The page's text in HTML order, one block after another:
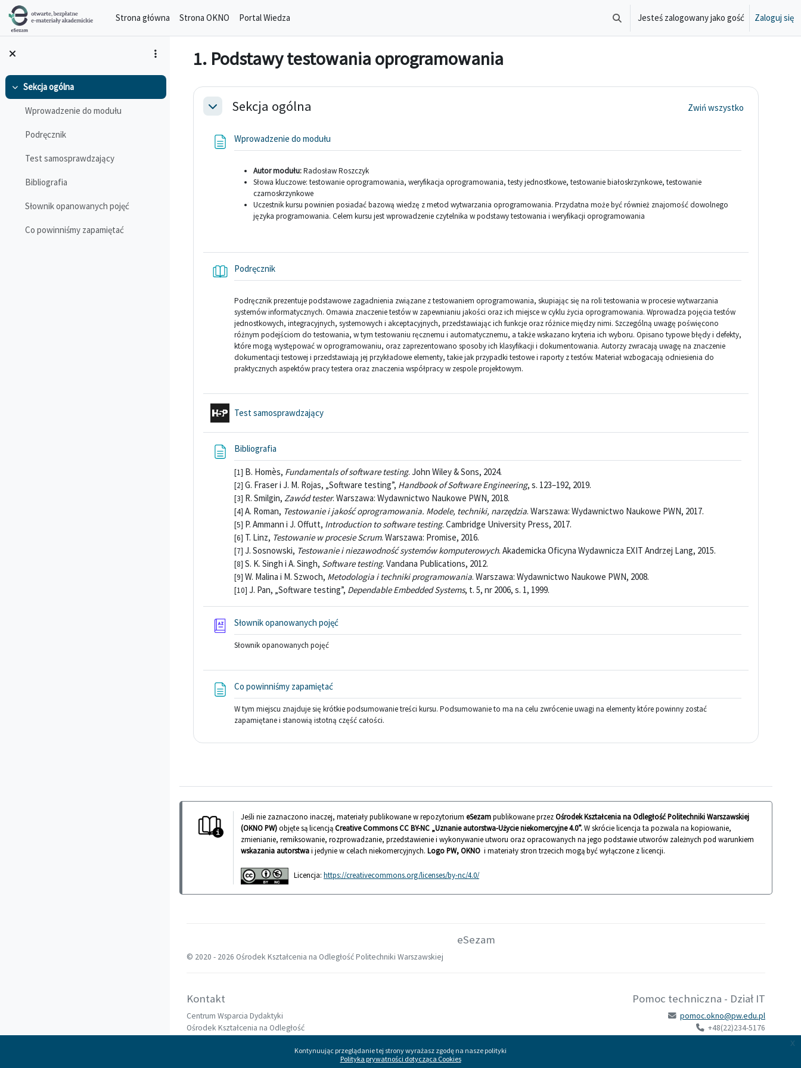
Przejdź do głównej zawartości
Kontynuując przeglądanie tej strony wyrażasz zgodę na nasze polityki
Polityka prywatności dotycząca Cookies
x
Strona główna Strona OKNO Portal Wiedza Przełącznik wyszukiwarki
Jesteś zalogowany jako gość Zaloguj się
Minimalizuj
Sekcja ogólna
Wprowadzenie do modułu
Podręcznik
Test samosprawdzający
Bibliografia
Słownik opanowanych pojęć
Co powinniśmy zapamiętać
1. Podstawy testowania oprogramowania
Przegląd sekcji
MinimalizujSekcja ogólna Zwiń wszystko
Wprowadzenie do modułu
Autor modułu:Radosław Roszczyk
Słowa kluczowe: testowanie oprogramowania, weryfikacja oprogramowania, testy jednostkowe, testowanie białoskrzynkowe, testowanie
czarnoskrzynkowe
Uczestnik kursu powinien posiadać bazową wiedzę z metod wytwarzania oprogramowania. Przydatna może być również znajomość dowolnego
języka programowania. Celem kursu jest wprowadzenie czytelnika w podstawy testowania i weryfikacji oprogramowania
PodręcznikKsiążka
Podręcznik prezentuje podstawowe zagadnienia związane z testowaniem oprogramowania, skupiając się na roli testowania w procesie wytwarzania
systemów informatycznych. Omawia znaczenie testów w zapewnianiu jakości oraz ich miejsce w cyklu życia oprogramowania. Wprowadza pojęcia testów
jednostkowych, integracyjnych, systemowych i akceptacyjnych, przedstawiając ich funkcje oraz różnice między nimi. Szczególną uwagę poświęcono
różnym podejściom do testowania, w tym testowaniu ręcznemu i automatycznemu, a także wskazano kryteria ich wyboru. Opisano typowe błędy i defekty,
które mogą występować w oprogramowaniu, oraz zaprezentowano sposoby ich klasyfikacji i dokumentowania. Autorzy zwracają uwagę na znaczenie
dokumentacji testowej i przedstawiają jej przykładowe elementy, takie jak przypadki testowe i raporty z testów. Materiał wzbogacają odniesienia do
praktycznych aspektów pracy testera oraz znaczenia współpracy w zespole projektowym.
Test samosprawdzającyInteraktywna treść
Bibliografia
[1] B. Homès, Fundamentals of software testing. John Wiley & Sons, 2024.
[2] G. Fraser i J. M. Rojas, „Software testing”, Handbook of Software Engineering, s. 123–192, 2019.
[3] R. Smilgin, Zawód tester. Warszawa: Wydawnictwo Naukowe PWN, 2018.
[4] A. Roman, Testowanie i jakość oprogramowania. Modele, techniki, narzędzia. Warszawa: Wydawnictwo Naukowe PWN, 2017.
[5] P. Ammann i J. Offutt, Introduction to software testing. Cambridge University Press, 2017.
[6] T. Linz, Testowanie w procesie Scrum. Warszawa: Promise, 2016.
[7] J. Sosnowski, Testowanie i niezawodność systemów komputerowych. Akademicka Oficyna Wydawnicza EXIT Andrzej Lang, 2015.
[8] S. K. Singh i A. Singh, Software testing. Vandana Publications, 2012.
[9] W. Malina i M. Szwoch, Metodologia i techniki programowania. Warszawa: Wydawnictwo Naukowe PWN, 2008.
[10] J. Pan, „Software testing”, Dependable Embedded Systems, t. 5, nr 2006, s. 1, 1999.
Słownik opanowanych pojęćSłownik pojęć
Słownik opanowanych pojęć
Co powinniśmy zapamiętaćStrona
W tym miejscu znajduje się krótkie podsumowanie treści kursu. Podsumowanie to ma na celu zwrócenie uwagi na elementy które powinny zostać
zapamiętane i stanowią istotną część całości.
Jeśli nie zaznaczono inaczej, materiały publikowane w repozytorium eSezampublikowane przezOśrodek Kształcenia na Odległość Politechniki Warszawskiej
(OKNO PW)objęte są licencjąCreative Commons CC BY-NC „Uznanie autorstwa-Użycie niekomercyjne 4.0”.W skrócie licencja ta pozwala na kopiowanie,
zmienianie, remiksowanie, rozprowadzanie, przedstawienie i wykonywanie utworu oraz opracowanych na jego podstawie utworów zależnych pod warunkiem
wskazania autorstwai jedynie w celach niekomercyjnych. Logo PW, OKNO i materiały stron trzecich mogą być wyłączone z licencji.
Licencja: https://creativecommons.org/licenses/by-nc/4.0/
eSezam
© 2020 - 2026 Ośrodek Kształcenia na Odległość Politechniki Warszawskiej
Kontakt
Centrum Wsparcia Dydaktyki
Ośrodek Kształcenia na Odległość
00-661 Warszawa, pl. Politechniki 1 /324
Pomoc techniczna - Dział IT
pomoc.okno@pw.edu.pl
+48(22)234-5176